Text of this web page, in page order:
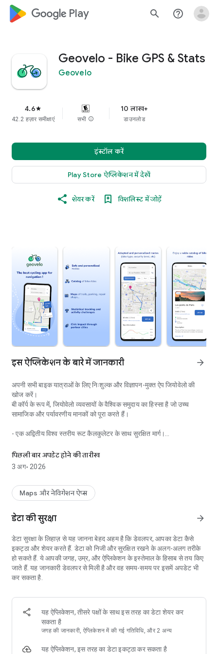
google_logo Play search help_outline
Geovelo - Bike GPS & Stats
Geovelo
4.6star
42.2 हज़ार समीक्षाएं सभी info
10 लाख+
डाउनलोड
इंस्टॉल करें
Play Store ऐप्लिकेशन में देखें
शेयर करें विशलिस्ट में जोड़ें
इस ऐप्लिकेशन के बारे में जानकारी arrow_forward
अपनी सभी बाइक यात्राओं के लिए निःशुल्क और विज्ञापन-मुक्त ऐप जियोवेलो की
खोज करें।
बी कॉर्प के रूप में, जियोवेलो व्यवसायों के वैश्विक समुदाय का हिस्सा है जो उच्च
सामाजिक और पर्यावरणीय मानकों को पूरा करते हैं।
- एक अद्वितीय विश्व स्तरीय रूट कैलकुलेटर के साथ सुरक्षित मार्ग।
(सबसे तेज़ या सबसे सुरक्षित) के आधार पर अनुकूलित मार्ग।
- आपकी गतिविधियों और उनके प्रभाव पर वैयक्तिकृत आँकड़े।
बनाने में सहायता करता है।
- बाइक पार्किंग सुविधाओं और बाइक लेन का मानचित्रण।
- सामूहिक और व्यक्तिगत चुनौतियाँ।
- बाइक मार्गों और सवारी की सूची।
- आसान सवारी ट्रैकिंग के लिए समर्पित वेयर ओएस ऐप।
विवरण में:
• अनुकूलित मार्ग और जीपीएस
होता है। जियोवेलो आपके आराम, सुरक्षा और मन की शांति के लिए बाइक लेन,
साइकिल पथ और कम ट्रैफ़िक वाली सड़कों को प्राथमिकता देता है। जियोवेलो में
मैप, फ़ुल-स्क्रीन और कंपास मोड के साथ-साथ वॉयस गाइडेंस और नोटिफिकेशन के
साथ रीयल-टाइम गाइडेंस शामिल है।
• सांख्यिकी और स्वचालित रिकॉर्डिंग
पिछली बार अपडेट होने की तारीख
3 अग॰ 2026
Maps और नेविगेशन ऐप्स
डेटा की सुरक्षा arrow_forward
डेटा सुरक्षा के लिहाज़ से यह जानना बेहद अहम है कि डेवलपर, आपका डेटा कैसे
इकट्ठा और शेयर करते हैं. डेटा को निजी और सुरक्षित रखने के अलग-अलग तरीके
हो सकते हैं. ये आपकी जगह, उम्र, और ऐप्लिकेशन के इस्तेमाल के हिसाब से तय किए
जाते हैं. यह जानकारी डेवलपर से मिली है और वह समय-समय पर इसमें अपडेट भी
कर सकता है.
यह ऐप्लिकेशन, तीसरे पक्षों के साथ इस तरह का डेटा शेयर कर
सकता है
जगह की जानकारी, ऐप्लिकेशन में की गई गतिविधि, और 2 अन्य
यह ऐप्लिकेशन, इस तरह का डेटा इकट्ठा कर सकता है